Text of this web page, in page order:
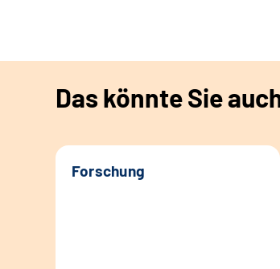
Das könnte Sie
Forschung